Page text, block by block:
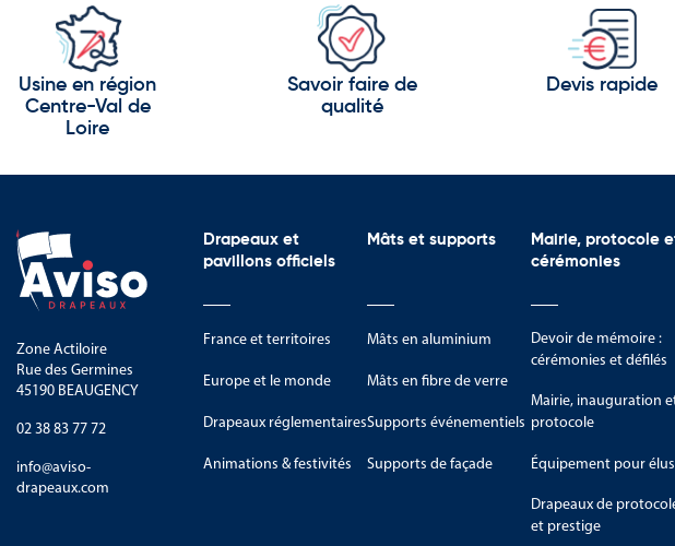
Ces accessoires rendent la voile encore plus pratique pour les boutiques
centre-ville ou sur des zones commerciales.
Un support simple à installer et parfaitement adapté à
Cette voile vous offre un moyen rapide, efficace et professionnel d’attirer
visibilité de votre commerce.
Usine en région
Centre-Val de
Loire
Savoir faire de
qualité
Devis rapide
Zone Actiloire
Rue des Germines
45190 BEAUGENCY
02 38 83 77 72
info@aviso-
drapeaux.com
Drapeaux et
pavillons officiels
France et territoires
Europe et le monde
Drapeaux réglementaires
Animations & festivités
Mâts et supports
Mâts en aluminium
Mâts en fibre de verre
Supports événementiels
Supports de façade
Mairie, protocole
cérémonies
Devoir de mémoire :
cérémonies et défilés
Mairie, inauguration
protocole
Équipement pour élus
Drapeaux de
et prestige